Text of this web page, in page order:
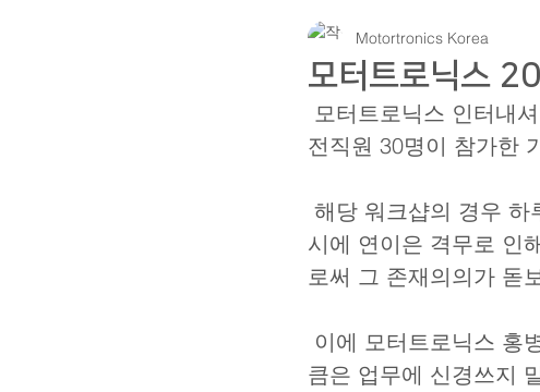
모터트로닉스
Motortronics Korea
전직원 30명이 참가한
시에 연이은 격무로 인
로써 그 존재의의가 돋
큼은 업무에 신경쓰지